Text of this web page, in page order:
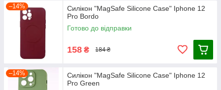
–14%
Силікон "MagSafe Silicone Case" Iphone 12
Pro Bordo
Готово до відправки
158 ₴ 184 ₴
–14%
Силікон "MagSafe Silicone Case" Iphone 12
Pro Green